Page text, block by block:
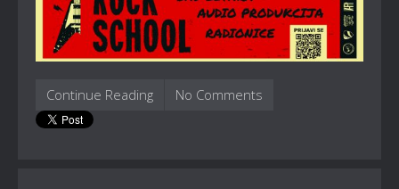
Continue Reading No Comments